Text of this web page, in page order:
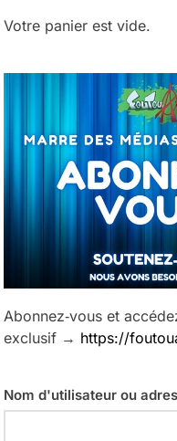
Votre panier est vide.
Abonnez‑vous et
exclusif → https://
Nom d'utilisateur ou